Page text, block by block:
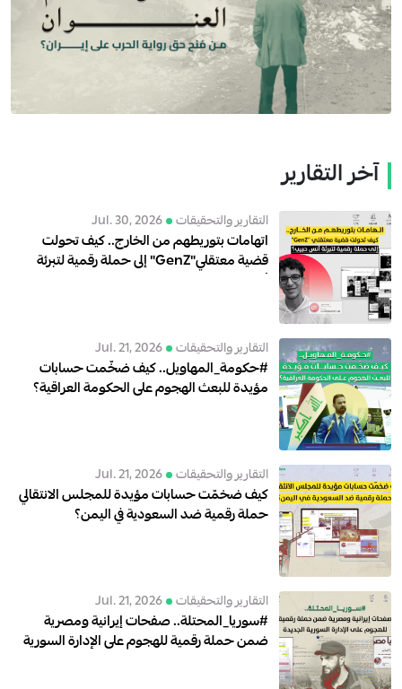
آخر التقارير
التقارير والتحقيقات Jul. 30, 2026
اتهامات بتوريطهم من الخارج.. كيف تحولت
قضية معتقلي"GenZ" إلى حملة رقمية لتبرئة
التقارير والتحقيقات Jul. 21, 2026
#حكومة_المهاويل.. كيف ضخّمت حسابات
مؤيدة للبعث الهجوم على الحكومة العراقية؟
التقارير والتحقيقات Jul. 21, 2026
كيف ضخمّت حسابات مؤيدة للمجلس الانتقالي
حملة رقمية ضد السعودية في اليمن؟
التقارير والتحقيقات Jul. 21, 2026
#سوريا_المحتلة.. صفحات إيرانية ومصرية
ضمن حملة رقمية للهجوم على الإدارة السورية